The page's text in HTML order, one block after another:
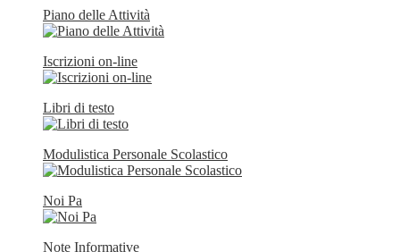
Piano delle Attività
Iscrizioni on-line
Libri di testo
Modulistica Personale Scolastico
Noi Pa
Note Informative